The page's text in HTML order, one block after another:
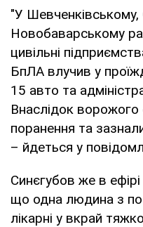
"У Шевченківському,
Новобаварському
цивільні
БпЛА влучив у
15 авто та
Внаслідок ворожого
поранення та
– йдеться у
Синєгубов же в
що одна людина з
лікарні у вкрай